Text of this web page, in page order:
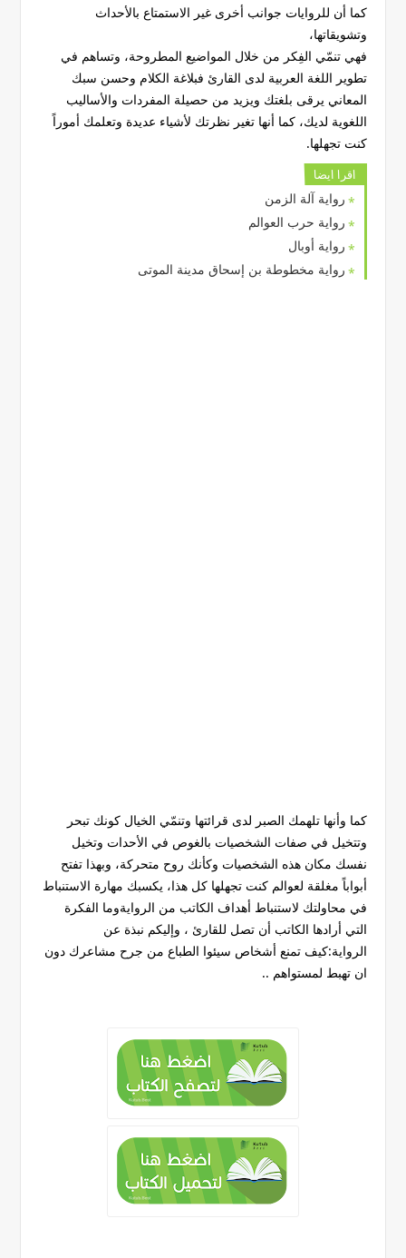
كما أن للروايات جوانب أخرى غير الاستمتاع بالأحداث
وتشويقاتها،
فهي تنمّي الفِكر من خلال المواضيع المطروحة، وتساهم في
تطوير اللغة العربية لدى القارئ فبلاغة الكلام وحسن سبك
المعاني يرقى بلغتك ويزيد من حصيلة المفردات والأساليب
اللغوية لديك، كما أنها تغير نظرتك لأشياء عديدة وتعلمك أموراً
كنت تجهلها.
اقرا ايضا
رواية آلة الزمن
رواية حرب العوالم
رواية أوبال
رواية مخطوطة بن إسحاق مدينة الموتى
كما وأنها تلهمك الصبر لدى قرائتها وتنمّي الخيال كونك تبحر
وتتخيل في صفات الشخصيات بالغوص في الأحدات وتخيل
نفسك مكان هذه الشخصيات وكأنك روح متحركة، وبهذا تفتح
أبواباً مغلقة لعوالم كنت تجهلها كل هذا، يكسبك مهارة الاستنباط
في محاولتك لاستنباط أهداف الكاتب من الروايةوما الفكرة
التي أرادها الكاتب أن تصل للقارئ ، وإليكم نبذة عن
الرواية:كيف تمنع أشخاص سيئوا الطباع من جرح مشاعرك دون
ان تهبط لمستواهم ..